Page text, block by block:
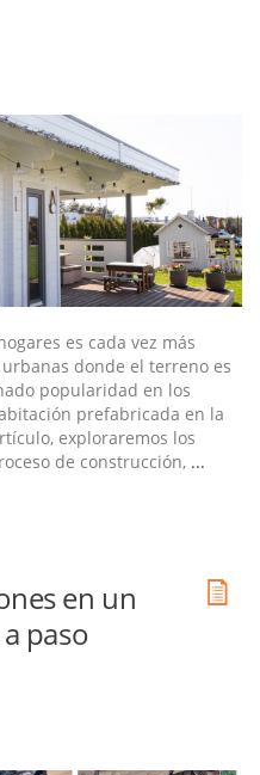
es cada vez más
donde el terreno es
popularidad en los
prefabricada en la
exploraremos los
de construcción, ...
en un
paso